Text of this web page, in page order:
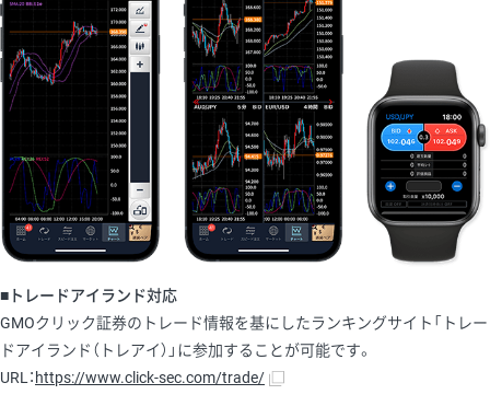
■トレードアイランド対応
GMOクリック証券のトレード情報を基にしたランキングサイト「トレー
ドアイランド（トレアイ）」に参加することが可能です。
URL：https://www.click-sec.com/trade/